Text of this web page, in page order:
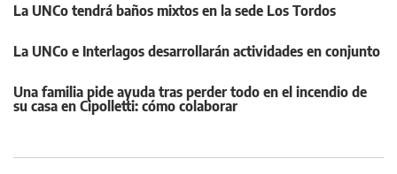
La UNCo tendrá baños mixtos en la sede Los Tordos
La UNCo e Interlagos desarrollarán actividades en conjunto
Una familia pide ayuda tras perder todo en el incendio de
su casa en Cipolletti: cómo colaborar